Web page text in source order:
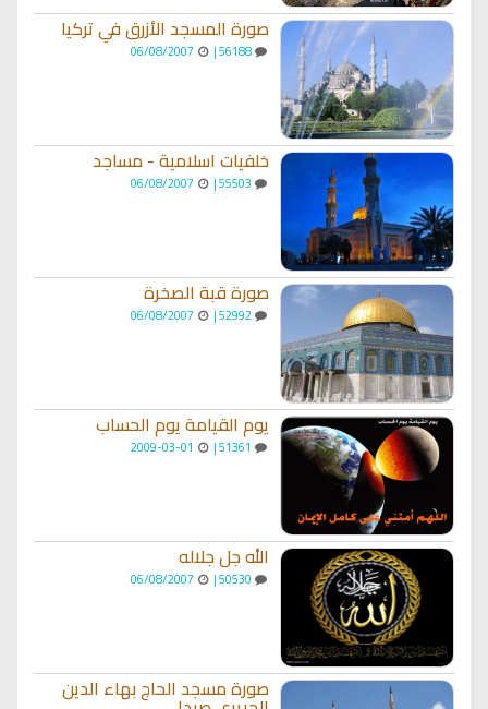
صورة المسجد الأزرق في تركيا
56188 |
خلفيات اسلامية - مساجد
صورة قبة الصخرة
52992 |
يوم القيامة يوم الحساب
الله جل جلاله
صورة مسجد الحاج بهاء الدين